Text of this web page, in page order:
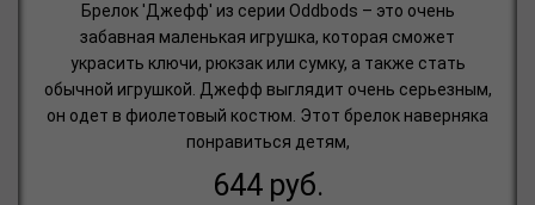
Брелок 'Джефф' из серии Oddbods – это очень
забавная маленькая игрушка, которая сможет
украсить ключи, рюкзак или сумку, а также стать
обычной игрушкой. Джефф выглядит очень серьезным,
он одет в фиолетовый костюм. Этот брелок наверняка
понравиться детям,
644 руб.